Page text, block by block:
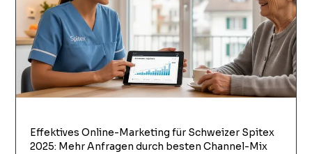
Effektives Online-Marketing für Schweizer Spitex
2025: Mehr Anfragen durch besten Channel-Mix